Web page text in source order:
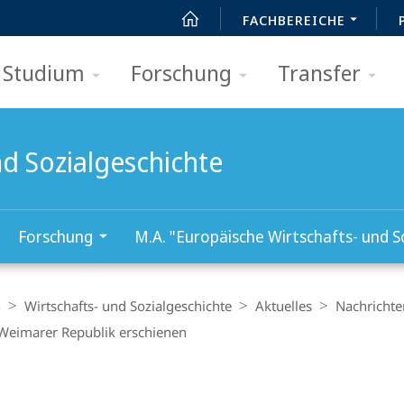
FACHBEREICHE
Studium Forschung Transfer
Sozialgeschichte
Forschung M.A. "Europäische Wirtschafts- und
Wirtschafts- und Sozialgeschichte Aktuelles
Republik erschienen